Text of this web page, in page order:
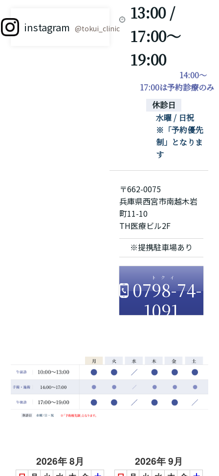
instagram @tokui_clinic
13:00 /
17:00～
19:00
14:00～
17:00は予約診療のみ
休診日
水曜 / 日祝
※「予約優先
制」となりま
す
〒662-0075
兵庫県西宮市南越木岩
町11-10
TH医療ビル2F
※提携駐車場あり
0798-74-
1091
2026年 8月 2026年 9月